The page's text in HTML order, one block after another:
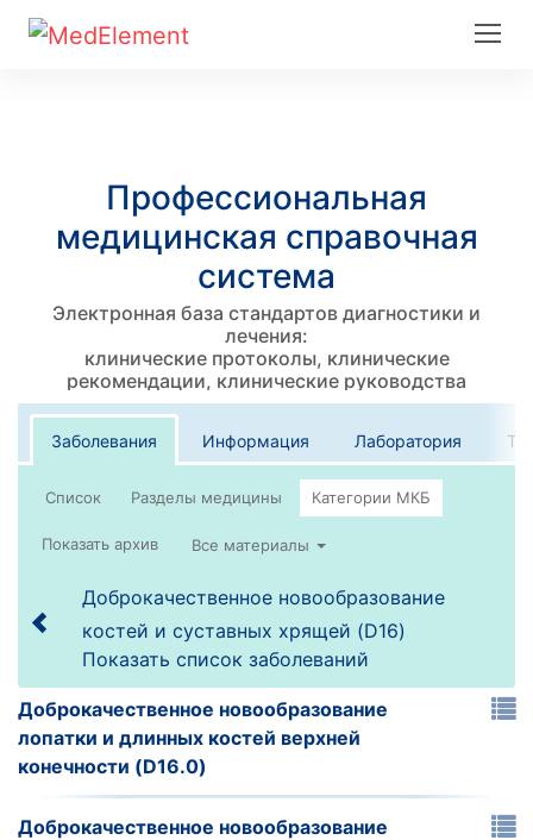
Профессиональная
медицинская справочная
система
Электронная база стандартов диагностики и
лечения:
клинические протоколы, клинические
рекомендации, клинические руководства
Заболевания Информация Лаборатория
Список
Все материалы
Доброкачественное новообразование
костей и суставных хрящей (D16)
Показать список заболеваний
Доброкачественное новообразование
лопатки и длинных костей верхней
конечности (D16.0)
Доброкачественное новообразование